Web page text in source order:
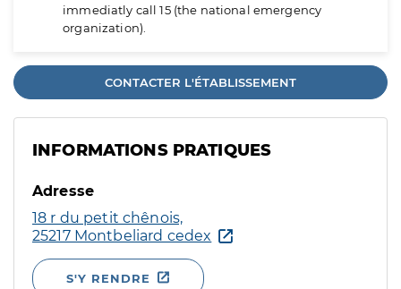
immediatly call 15 (the national emergency
organization).
CONTACTER L'ÉTABLISSEMENT
INFORMATIONS PRATIQUES
Adresse
18 r du petit chênois,
25217 Montbeliard cedex
S'Y RENDRE